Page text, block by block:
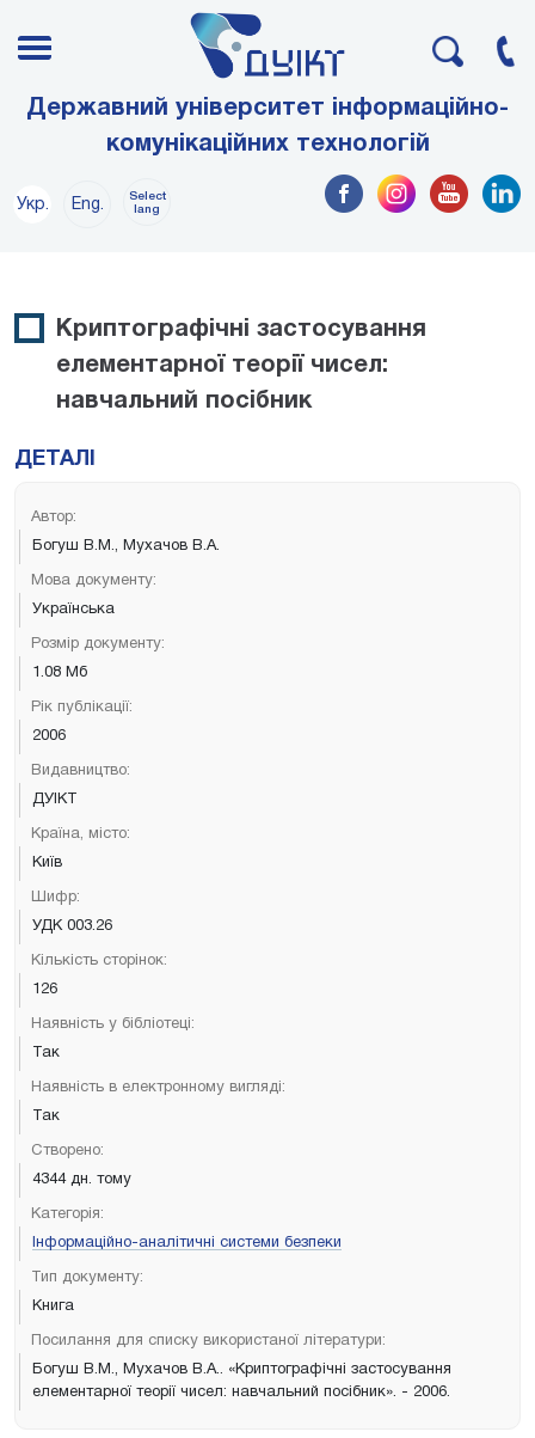
Державний університет інформаційно-
комунікаційних технологій
Укр. Eng.
Select
lang
Криптографічні застосування
елементарної теорії чисел:
навчальний посібник
ДЕТАЛІ
Автор:
Богуш В.М., Мухачов В.А.
Мова документу:
Українська
Розмір документу:
1.08 Мб
Рік публікації:
2006
Видавництво:
ДУІКТ
Країна, місто:
Київ
Шифр:
УДК 003.26
Кількість сторінок:
126
Наявність у бібліотеці:
Так
Наявність в електронному вигляді:
Так
Створено:
4344 дн. тому
Категорія:
Інформаційно-аналітичні системи безпеки
Тип документу:
Книга
Посилання для списку використаної літератури:
Богуш В.М., Мухачов В.А.. «Криптографічні застосування
елементарної теорії чисел: навчальний посібник». - 2006.